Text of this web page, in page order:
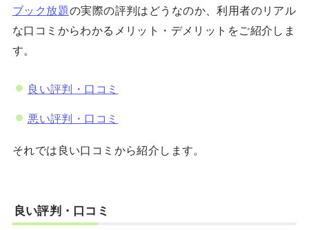
ブック放題の実際の評判はどうなのか、利用者のリアル
な口コミからわかるメリット・デメリットをご紹介しま
す。
良い評判・口コミ
悪い評判・口コミ
それでは良い口コミから紹介します。
良い評判・口コミ